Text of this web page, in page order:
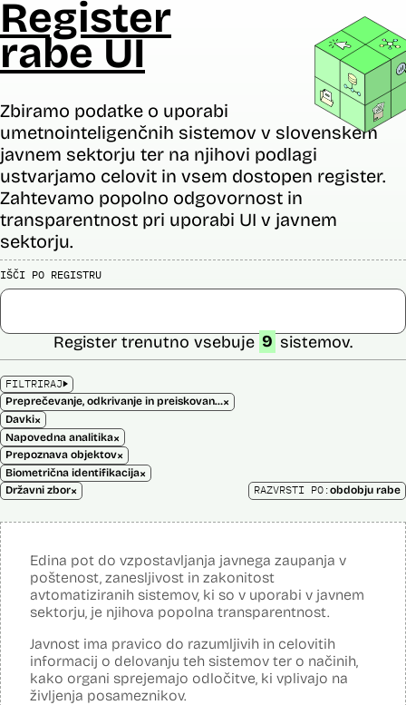
Register
rabe UI
Zbiramo podatke o uporabi
umetnointeligenčnih sistemov v slovenskem
javnem sektorju ter na njihovi podlagi
ustvarjamo celovit in vsem dostopen register.
Zahtevamo popolno odgovornost in
transparentnost pri uporabi UI v javnem
sektorju.
IŠČI PO REGISTRU
FILTRIRAJ
Preprečevanje, odkrivanje in preiskovanje kaznivih dejanj×
Davki×
Napovedna analitika×
Prepoznava objektov×
Biometrična identifikacija×
Državni zbor×
Register trenutno vsebuje 9 sistemov.
RAZVRSTI PO:obdobju rabe
Edina pot do vzpostavljanja javnega zaupanja v
poštenost, zanesljivost in zakonitost
avtomatiziranih sistemov, ki so v uporabi v javnem
sektorju, je njihova popolna transparentnost.
Javnost ima pravico do razumljivih in celovitih
informacij o delovanju teh sistemov ter o načinih,
kako organi sprejemajo odločitve, ki vplivajo na
življenja posameznikov.